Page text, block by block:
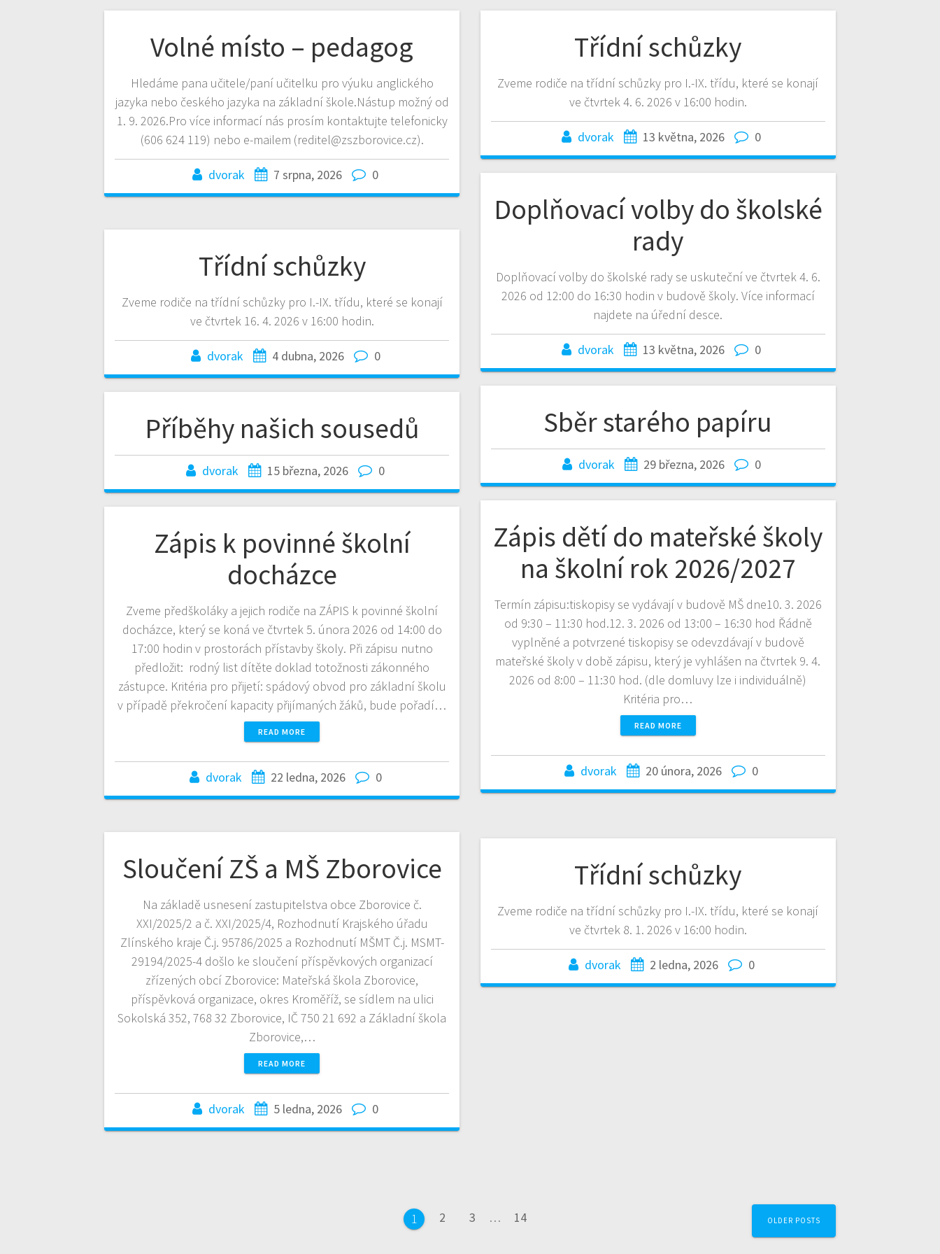
Volné místo – pedagog
Hledáme pana učitele/paní učitelku pro výuku anglického
jazyka nebo českého jazyka na základní škole.Nástup možný od
1. 9. 2026.Pro více informací nás prosím kontaktujte telefonicky
(606 624 119) nebo e-mailem (reditel@zszborovice.cz).
dvorak 7 srpna, 2026 0
Třídní schůzky
Zveme rodiče na třídní schůzky pro I.-IX. třídu, které se konají
ve čtvrtek 4. 6. 2026 v 16:00 hodin.
dvorak 13 května, 2026 0
Doplňovací volby do školské
rady
Doplňovací volby do školské rady se uskuteční ve čtvrtek 4. 6.
2026 od 12:00 do 16:30 hodin v budově školy. Více informací
najdete na úřední desce.
dvorak 13 května, 2026 0
Třídní schůzky
Zveme rodiče na třídní schůzky pro I.-IX. třídu, které se konají
ve čtvrtek 16. 4. 2026 v 16:00 hodin.
dvorak 4 dubna, 2026 0
Sběr starého papíru
dvorak 29 března, 2026 0
Příběhy našich sousedů
dvorak 15 března, 2026 0
Zápis dětí do mateřské školy
na školní rok 2026/2027
Termín zápisu:tiskopisy se vydávají v budově MŠ dne10. 3. 2026
od 9:30 – 11:30 hod.12. 3. 2026 od 13:00 – 16:30 hod Řádně
vyplněné a potvrzené tiskopisy se odevzdávají v budově
mateřské školy v době zápisu, který je vyhlášen na čtvrtek 9. 4.
2026 od 8:00 – 11:30 hod. (dle domluvy lze i individuálně)
Kritéria pro…
READ MORE
dvorak 20 února, 2026 0
Zápis k povinné školní
docházce
Zveme předškoláky a jejich rodiče na ZÁPIS k povinné školní
docházce, který se koná ve čtvrtek 5. února 2026 od 14:00 do
17:00 hodin v prostorách přístavby školy. Při zápisu nutno
předložit: rodný list dítěte doklad totožnosti zákonného
zástupce. Kritéria pro přijetí: spádový obvod pro základní školu
v případě překročení kapacity přijímaných žáků, bude pořadí…
READ MORE
dvorak 22 ledna, 2026 0
Sloučení ZŠ a MŠ Zborovice
Na základě usnesení zastupitelstva obce Zborovice č.
XXI/2025/2 a č. XXI/2025/4, Rozhodnutí Krajského úřadu
Zlínského kraje Č.j. 95786/2025 a Rozhodnutí MŠMT Č.j. MSMT-
29194/2025-4 došlo ke sloučení příspěvkových organizací
zřízených obcí Zborovice: Mateřská škola Zborovice,
příspěvková organizace, okres Kroměříž, se sídlem na ulici
Sokolská 352, 768 32 Zborovice, IČ 750 21 692 a Základní škola
Zborovice,…
READ MORE
dvorak 5 ledna, 2026 0
Třídní schůzky
Zveme rodiče na třídní schůzky pro I.-IX. třídu, které se konají
ve čtvrtek 8. 1. 2026 v 16:00 hodin.
dvorak 2 ledna, 2026 0
Page
1 Page
2 Page
3 … Page
14 OLDER POSTS